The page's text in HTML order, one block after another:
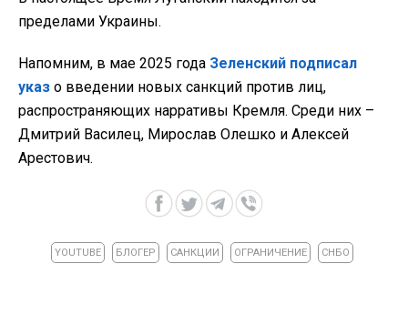
пределами Украины.
Напомним, в мае 2025 года Зеленский подписал
указ о введении новых санкций против лиц,
распространяющих нарративы Кремля. Среди них –
Дмитрий Василец, Мирослав Олешко и Алексей
Арестович.
YOUTUBE БЛОГЕР САНКЦИИ ОГРАНИЧЕНИЕ СНБО